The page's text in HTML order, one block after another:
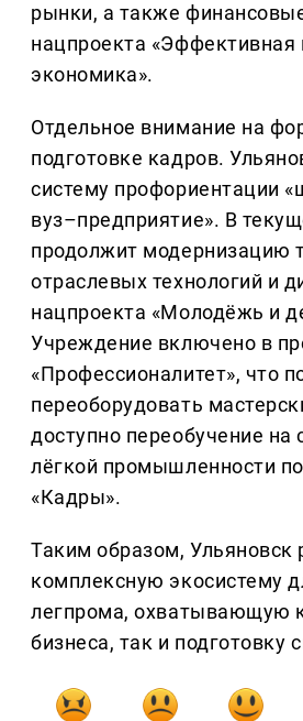
рынки, а также
нацпроекта «Эффективная
экономика».
Отдельное внимание на
подготовке кадров.
систему профориентации
вуз–предприятие». В
продолжит модернизацию
отраслевых технологий и
нацпроекта «Молодёжь и
Учреждение включено в
«Профессионалитет», что
переоборудовать
доступно переобучение на
лёгкой промышленности
«Кадры».
Таким образом, Ульяновск
комплексную экосистему
легпрома, охватывающую
бизнеса, так и подготовку